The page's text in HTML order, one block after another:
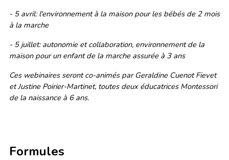
- 5 avril: l'environnement à la maison pour les bébés de 2 mois
à la marche
- 5 juillet: autonomie et collaboration, environnement de la
maison pour un enfant de la marche assurée à 3 ans
Ces webinaires seront co-animés par Geraldine Cuenot Fievet
et Justine Poirier-Martinet, toutes deux éducatrices Montessori
de la naissance à 6 ans.
Formules